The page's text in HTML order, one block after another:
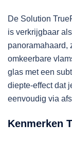
De Solution
is verkrijgbaar
panoramahaard,
omkeerbare
glas met een
diepte-effect dat
eenvoudig via
Kenmerken